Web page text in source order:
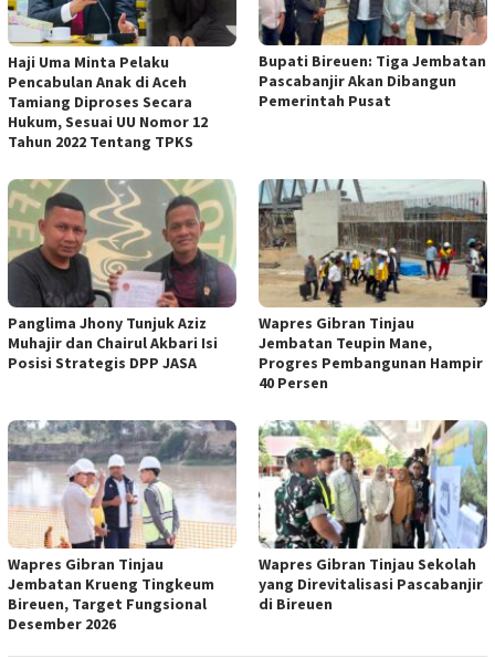
Haji Uma Minta Pelaku
Pencabulan Anak di Aceh
Tamiang Diproses Secara
Hukum, Sesuai UU Nomor 12
Tahun 2022 Tentang TPKS
Bupati Bireuen: Tiga Jembatan
Pascabanjir Akan Dibangun
Pemerintah Pusat
Panglima Jhony Tunjuk Aziz
Muhajir dan Chairul Akbari Isi
Posisi Strategis DPP JASA
Wapres Gibran Tinjau
Jembatan Teupin Mane,
Progres Pembangunan Hampir
40 Persen
Wapres Gibran Tinjau
Jembatan Krueng Tingkeum
Bireuen, Target Fungsional
Desember 2026
Wapres Gibran Tinjau Sekolah
yang Direvitalisasi Pascabanjir
di Bireuen